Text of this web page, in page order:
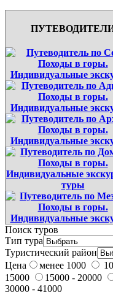
Поиск туров
Тип тура
Туристический район
Цена
менее 1000
15000
15000 - 20000
30000 - 41000